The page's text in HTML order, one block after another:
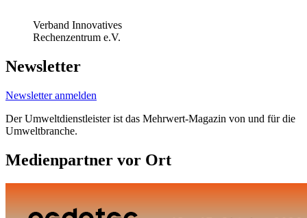
Verband Innovatives
Rechenzentrum e.V.
Newsletter
Newsletter anmelden
Der Umweltdienstleister ist das Mehrwert-Magazin von und für die
Umweltbranche.
Medienpartner vor Ort